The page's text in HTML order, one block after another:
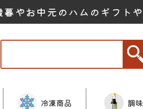
やお中元のハムのギフトや
冷凍商品 調